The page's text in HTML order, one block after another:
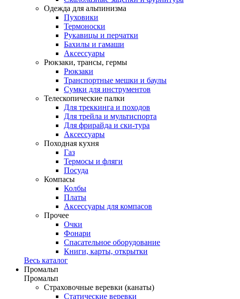
Одежда для альпинизма
Пуховики
Термоноски
Рукавицы и перчатки
Бахилы и гамаши
Аксессуары
Рюкзаки, трансы, гермы
Рюкзаки
Транспортные мешки и баулы
Сумки для инструментов
Телескопические палки
Для треккинга и походов
Для трейла и мультиспорта
Для фрирайда и ски-тура
Аксессуары
Походная кухня
Газ
Термосы и фляги
Посуда
Компасы
Колбы
Платы
Аксессуары для компасов
Прочее
Очки
Фонари
Спасательное оборудование
Книги, карты, открытки
Весь каталог
Промальп
Промальп
Страховочные веревки (канаты)
Статические веревки